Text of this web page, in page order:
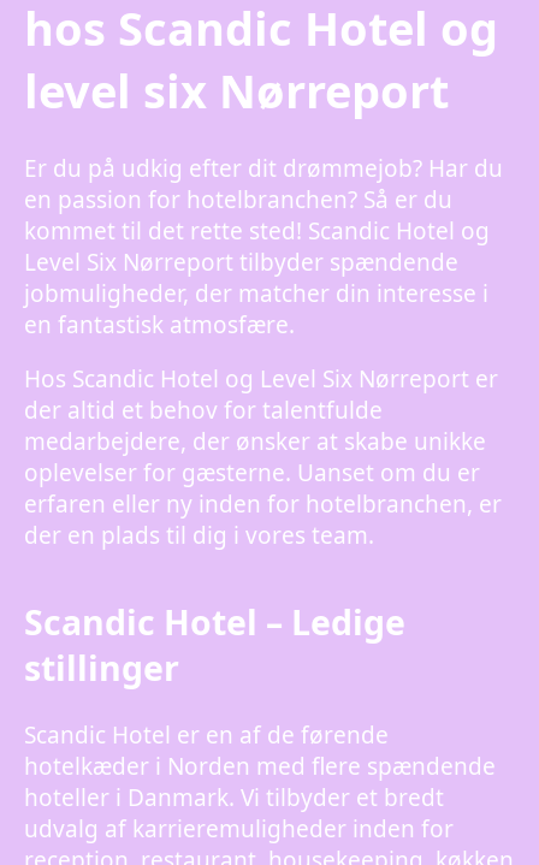
hos Scandic Hotel og
level six Nørreport
Er du på udkig efter dit drømmejob? Har du
en passion for hotelbranchen? Så er du
kommet til det rette sted! Scandic Hotel og
Level Six Nørreport tilbyder spændende
jobmuligheder, der matcher din interesse i
en fantastisk atmosfære.
Hos Scandic Hotel og Level Six Nørreport er
der altid et behov for talentfulde
medarbejdere, der ønsker at skabe unikke
oplevelser for gæsterne. Uanset om du er
erfaren eller ny inden for hotelbranchen, er
der en plads til dig i vores team.
Scandic Hotel – Ledige
stillinger
Scandic Hotel er en af de førende
hotelkæder i Norden med flere spændende
hoteller i Danmark. Vi tilbyder et bredt
udvalg af karrieremuligheder inden for